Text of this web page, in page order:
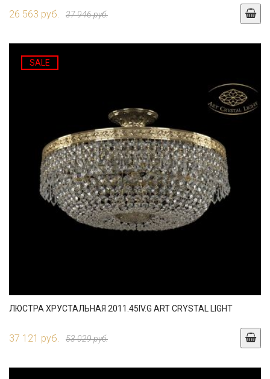
26 563 руб. 37 946 руб.
SALE
ЛЮСТРА ХРУСТАЛЬНАЯ 2011.45IV.G ART CRYSTAL LIGHT
37 121 руб. 53 029 руб.